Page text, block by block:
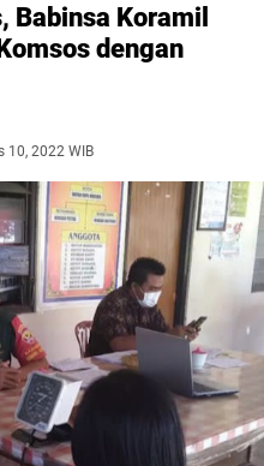
Koramil
dengan
10, 2022 WIB